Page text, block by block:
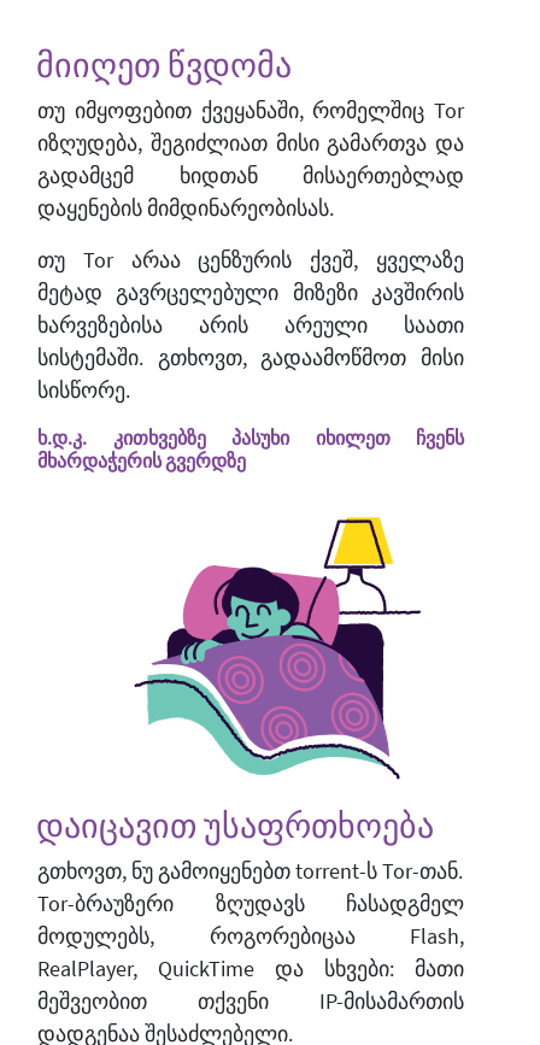
მიიღეთ წვდომა
თუ იმყოფებით ქვეყანაში, რომელშიც Tor
იზღუდება, შეგიძლიათ მისი გამართვა და
გადამცემ ხიდთან მისაერთებლად
დაყენების მიმდინარეობისას.
თუ Tor არაა ცენზურის ქვეშ, ყველაზე
მეტად გავრცელებული მიზეზი კავშირის
ხარვეზებისა არის არეული საათი
სისტემაში. გთხოვთ, გადაამოწმოთ მისი
სისწორე.
ხ.დ.კ. კითხვებზე პასუხი იხილეთ ჩვენს
მხარდაჭერის გვერდზე
დაიცავით უსაფრთხოება
გთხოვთ, ნუ გამოიყენებთ torrent-ს Tor-თან.
Tor-ბრაუზერი ზღუდავს ჩასადგმელ
მოდულებს, როგორებიცაა Flash,
RealPlayer, QuickTime და სხვები: მათი
მეშვეობით თქვენი IP-მისამართის
დადგენაა შესაძლებელი.